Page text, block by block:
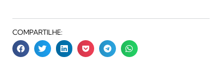
COMPARTILHE: